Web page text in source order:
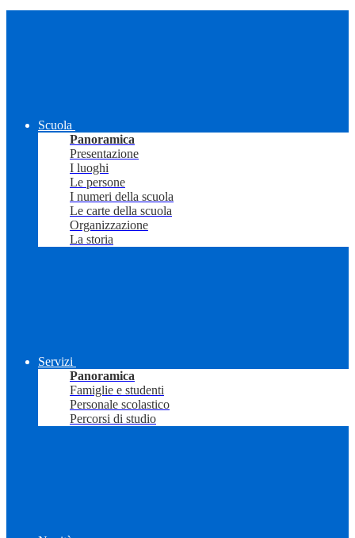
Scuola
Panoramica
Presentazione
I luoghi
Le persone
I numeri della scuola
Le carte della scuola
Organizzazione
La storia
Servizi
Panoramica
Famiglie e studenti
Personale scolastico
Percorsi di studio